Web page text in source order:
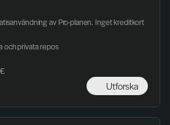
av Pro-planen. Inget kreditkort
och privata repos
Utforska